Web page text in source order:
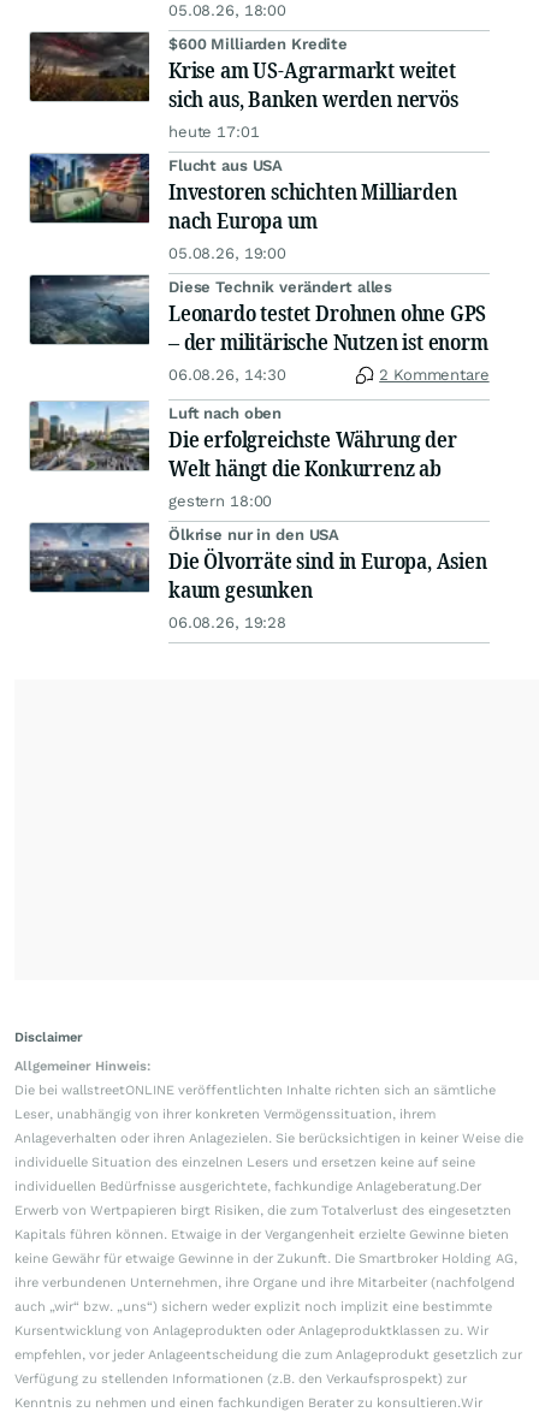
05.08.26, 18:00
$600 Milliarden Kredite
Krise am US-Agrarmarkt weitet
sich aus, Banken werden nervös
heute 17:01
Flucht aus USA
Investoren schichten Milliarden
nach Europa um
05.08.26, 19:00
Diese Technik verändert alles
Leonardo testet Drohnen ohne GPS
– der militärische Nutzen ist enorm
06.08.26, 14:30 2 Kommentare
Luft nach oben
Die erfolgreichste Währung der
Welt hängt die Konkurrenz ab
gestern 18:00
Ölkrise nur in den USA
Die Ölvorräte sind in Europa, Asien
kaum gesunken
06.08.26, 19:28
Disclaimer
Allgemeiner Hinweis:
Die bei wallstreetONLINE veröffentlichten Inhalte richten sich an sämtliche
Leser, unabhängig von ihrer konkreten Vermögenssituation, ihrem
Anlageverhalten oder ihren Anlagezielen. Sie berücksichtigen in keiner Weise die
individuelle Situation des einzelnen Lesers und ersetzen keine auf seine
individuellen Bedürfnisse ausgerichtete, fachkundige Anlageberatung.Der
Erwerb von Wertpapieren birgt Risiken, die zum Totalverlust des eingesetzten
Kapitals führen können. Etwaige in der Vergangenheit erzielte Gewinne bieten
keine Gewähr für etwaige Gewinne in der Zukunft. Die Smartbroker Holding AG,
ihre verbundenen Unternehmen, ihre Organe und ihre Mitarbeiter (nachfolgend
auch „wir“ bzw. „uns“) sichern weder explizit noch implizit eine bestimmte
Kursentwicklung von Anlageprodukten oder Anlageproduktklassen zu. Wir
empfehlen, vor jeder Anlageentscheidung die zum Anlageprodukt gesetzlich zur
Verfügung zu stellenden Informationen (z.B. den Verkaufsprospekt) zur
Kenntnis zu nehmen und einen fachkundigen Berater zu konsultieren.Wir